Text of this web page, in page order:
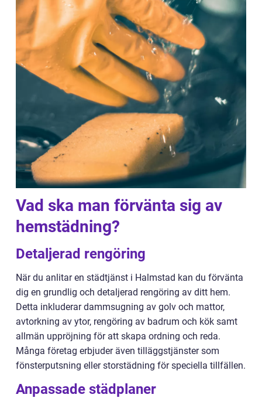
Vad ska man förvänta sig av
hemstädning?
Detaljerad rengöring
När du anlitar en städtjänst i Halmstad kan du förvänta
dig en grundlig och detaljerad rengöring av ditt hem.
Detta inkluderar dammsugning av golv och mattor,
avtorkning av ytor, rengöring av badrum och kök samt
allmän uppröjning för att skapa ordning och reda.
Många företag erbjuder även tilläggstjänster som
fönsterputsning eller storstädning för speciella tillfällen.
Anpassade städplaner